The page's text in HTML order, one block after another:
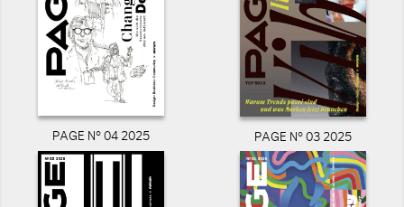
PAGE N° 04 2025 PAGE N° 03 2025